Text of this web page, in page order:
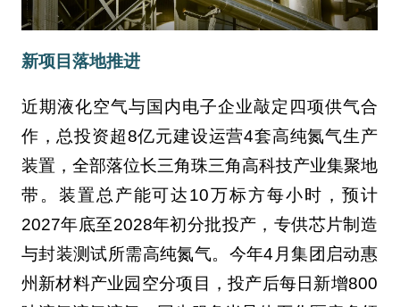
新项目落地推进
近期液化空气与国内电子企业敲定四项供气合
作，总投资超8亿元建设运营4套高纯氮气生产
装置，全部落位长三角珠三角高科技产业集聚地
带。装置总产能可达10万标方每小时，预计
2027年底至2028年初分批投产，专供芯片制造
与封装测试所需高纯氮气。今年4月集团启动惠
州新材料产业园空分项目，投产后每日新增800